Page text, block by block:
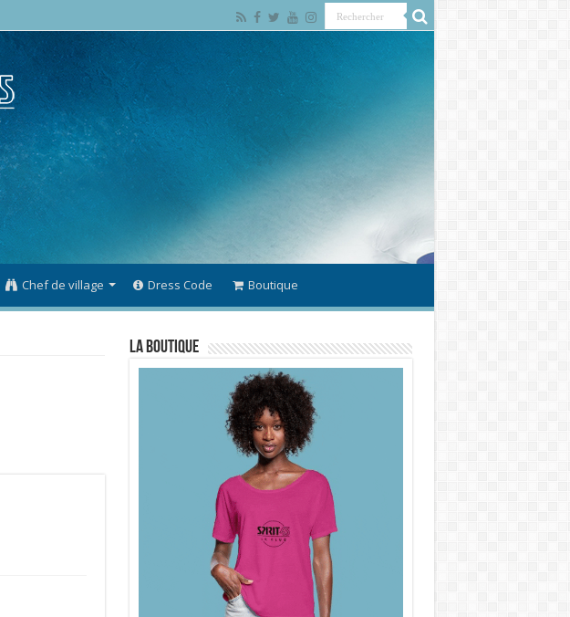
Chef de village Dress Code Boutique
La Boutique